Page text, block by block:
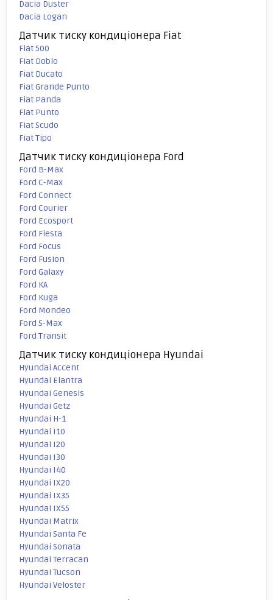
Dacia Duster
Dacia Logan
Датчик тиску кондиціонера Fiat
Fiat 500
Fiat Doblo
Fiat Ducato
Fiat Grande Punto
Fiat Panda
Fiat Punto
Fiat Scudo
Fiat Tipo
Датчик тиску кондиціонера Ford
Ford B-Max
Ford C-Max
Ford Connect
Ford Courier
Ford Ecosport
Ford Fiesta
Ford Focus
Ford Fusion
Ford Galaxy
Ford KA
Ford Kuga
Ford Mondeo
Ford S-Max
Ford Transit
Датчик тиску кондиціонера Hyundai
Hyundai Accent
Hyundai Elantra
Hyundai Genesis
Hyundai Getz
Hyundai H-1
Hyundai I10
Hyundai I20
Hyundai I30
Hyundai I40
Hyundai IX20
Hyundai IX35
Hyundai IX55
Hyundai Matrix
Hyundai Santa Fe
Hyundai Sonata
Hyundai Terracan
Hyundai Tucson
Hyundai Veloster